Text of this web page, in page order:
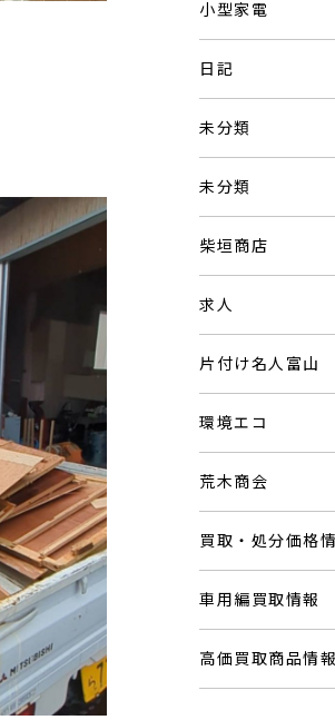
小型家電
日記
未分類
未分類
柴垣商店
求人
片付け名人富山
環境エコ
荒木商会
買取・処分価格
車用編買取情報
高価買取商品情